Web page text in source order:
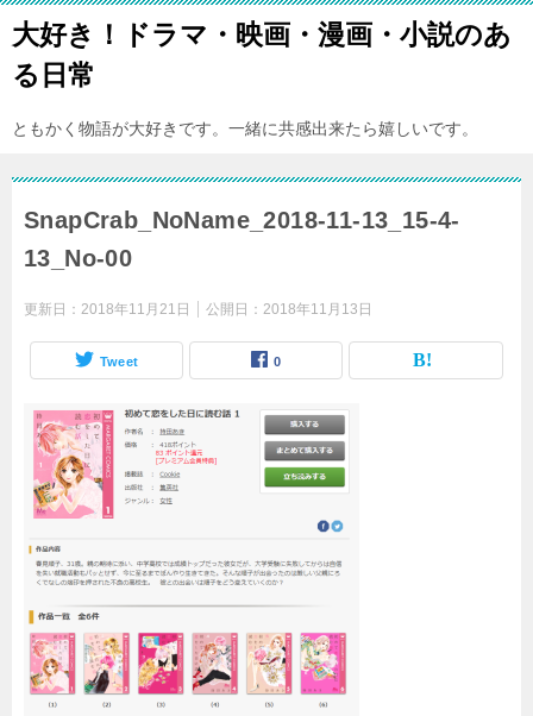
大好き！ドラマ・映画・漫画・小説のあ
る日常
ともかく物語が大好きです。一緒に共感出来たら嬉しいです。
SnapCrab_NoName_2018-11-13_15-4-
13_No-00
更新日： 2018年11月21日 公開日： 2018年11月13日
Tweet 0